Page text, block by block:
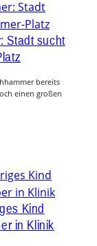
Stadt sucht
bereits
einen großen
Kind
in Klinik